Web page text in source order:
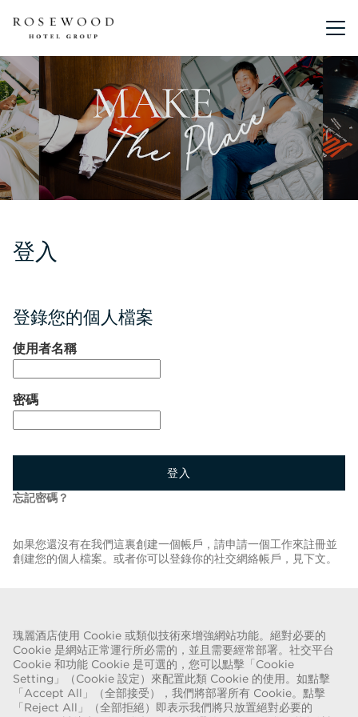
瑰麗酒店使用 Cookie 或類似技術來增強網站功能。絕對必要的
Cookie 是網站正常運行所必需的，並且需要經常部署。社交平台
Cookie 和功能 Cookie 是可選的，您可以點擊「Cookie
Setting」（Cookie 設定）來配置此類 Cookie 的使用。如點擊
「Accept All」（全部接受），我們將部署所有 Cookie。點擊
「Reject All」（全部拒絕）即表示我們將只放置絕對必要的
主選單
登入
登錄您的個人檔案
使用者名稱
密碼
登入
忘記密碼？
如果您還沒有在我們這裏創建一個帳戶，請申請一個工作來註冊並
創建您的個人檔案。或者你可以登錄你的社交網絡帳戶，見下文。
返回職位清單
欺詐警告